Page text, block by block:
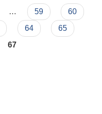
… 59
60
64
65
67